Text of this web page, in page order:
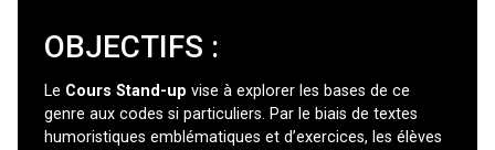
OBJECTIFS :
Le Cours Stand-up vise à explorer les bases de ce
genre aux codes si particuliers. Par le biais de textes
humoristiques emblématiques et d’exercices, les élèves